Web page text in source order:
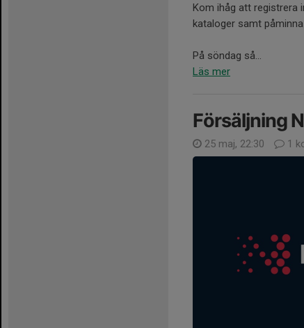
Kom ihåg att registrera
kataloger samt
På söndag så...
Läs mer
Försäljning
25 maj, 22:30 1